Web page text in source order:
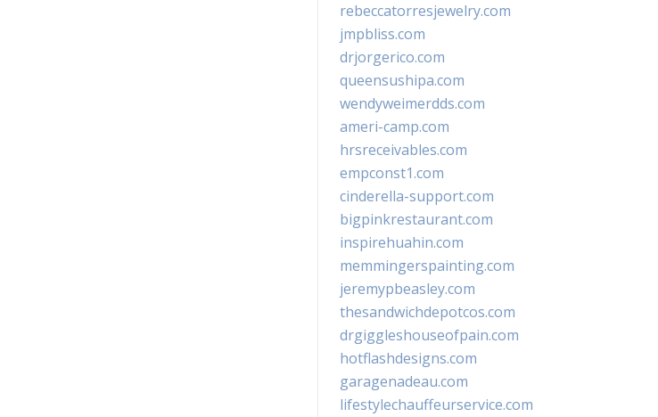
rebeccatorresjewelry.com
jmpbliss.com
drjorgerico.com
queensushipa.com
wendyweimerdds.com
ameri-camp.com
hrsreceivables.com
empconst1.com
cinderella-support.com
bigpinkrestaurant.com
inspirehuahin.com
memmingerspainting.com
jeremypbeasley.com
thesandwichdepotcos.com
drgiggleshouseofpain.com
hotflashdesigns.com
garagenadeau.com
lifestylechauffeurservice.com